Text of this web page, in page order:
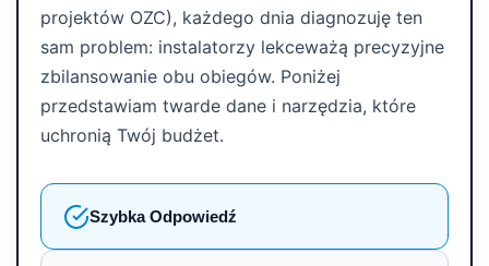
projektów OZC), każdego dnia diagnozuję ten
sam problem: instalatorzy lekceważą precyzyjne
zbilansowanie obu obiegów. Poniżej
przedstawiam twarde dane i narzędzia, które
uchronią Twój budżet.
Szybka Odpowiedź